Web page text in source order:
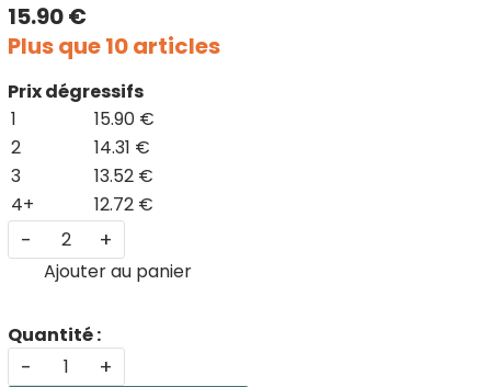
15.90 €
Plus que 10 articles
Prix dégressifs
1
15.90 €
2
14.31 €
3
13.52 €
4+
12.72 €
- +
Ajouter au panier
Quantité :
- +